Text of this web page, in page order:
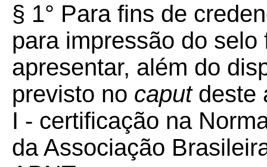
§ 1° Para fins de
para impressão do
apresentar, além do
previsto no caputdeste
I - certificação na
da Associação